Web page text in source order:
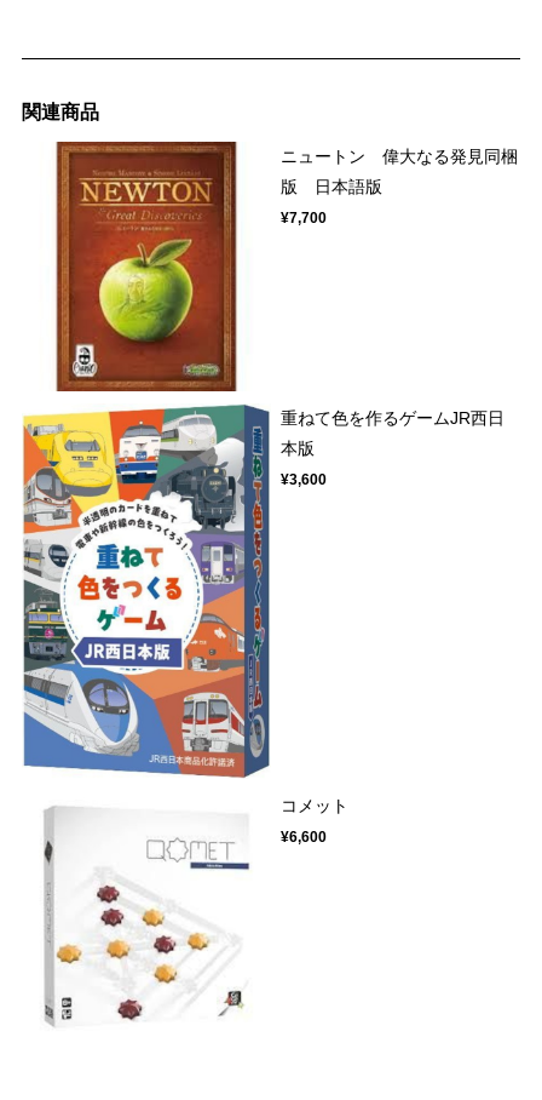
関連商品
ニュートン 偉大なる発見同梱
版 日本語版
¥7,700
重ねて色を作るゲームJR西日
本版
¥3,600
コメット
¥6,600